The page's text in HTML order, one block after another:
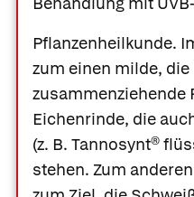
Pflanzenheilkunde.
zum einen milde, die
zusammenziehende
Eichenrinde, die
(z. B. Tannosynt®
stehen. Zum